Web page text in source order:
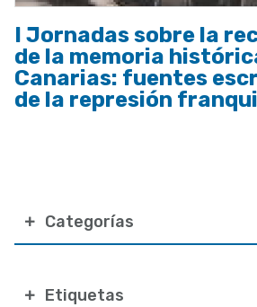
Categorías
Etiquetas
I Jornadas sobre la
de la memoria
Canarias: fuentes
de la represión